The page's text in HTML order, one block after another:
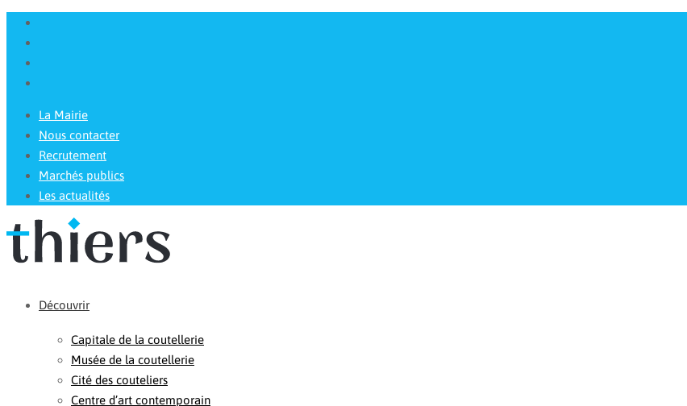
La Mairie
Nous contacter
Recrutement
Marchés publics
Les actualités
Découvrir
Capitale de la coutellerie
Musée de la coutellerie
Cité des couteliers
Centre d’art contemporain